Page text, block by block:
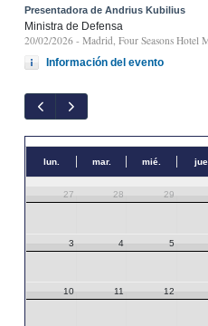
Presentadora de Andrius Kubilius
Ministra de Defensa
20/02/2026 - Madrid, Four Seasons Hotel
Información del evento
lun. mar. mié. jue.
27 28 29
3 4 5
10 11 12